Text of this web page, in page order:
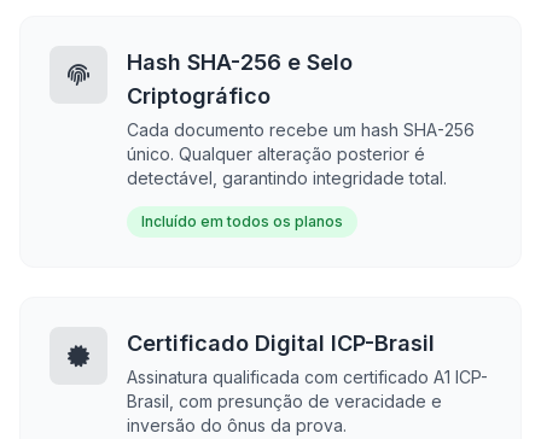
Hash SHA-256 e Selo
Criptográfico
Cada documento recebe um hash SHA-256
único. Qualquer alteração posterior é
detectável, garantindo integridade total.
Incluído em todos os planos
Certificado Digital ICP-Brasil
Assinatura qualificada com certificado A1 ICP-
Brasil, com presunção de veracidade e
inversão do ônus da prova.